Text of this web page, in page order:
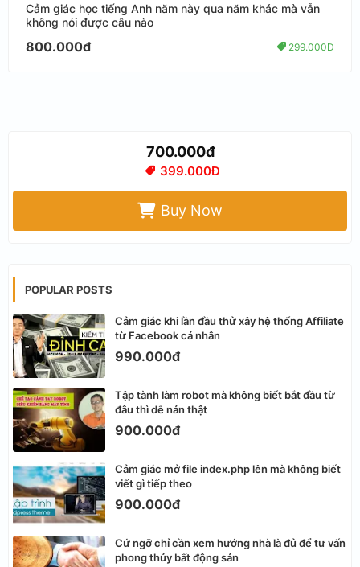
Cảm giác học tiếng Anh năm này qua năm khác mà vẫn
không nói được câu nào
800.000đ 299.000Đ
700.000đ
399.000Đ
Buy Now
POPULAR POSTS
Cảm giác khi lần đầu thử xây hệ thống Affiliate
từ Facebook cá nhân
990.000đ
Tập tành làm robot mà không biết bắt đầu từ
đâu thì dễ nản thật
900.000đ
Cảm giác mở file index.php lên mà không biết
viết gì tiếp theo
900.000đ
Cứ ngỡ chỉ cần xem hướng nhà là đủ để tư vấn
phong thủy bất động sản